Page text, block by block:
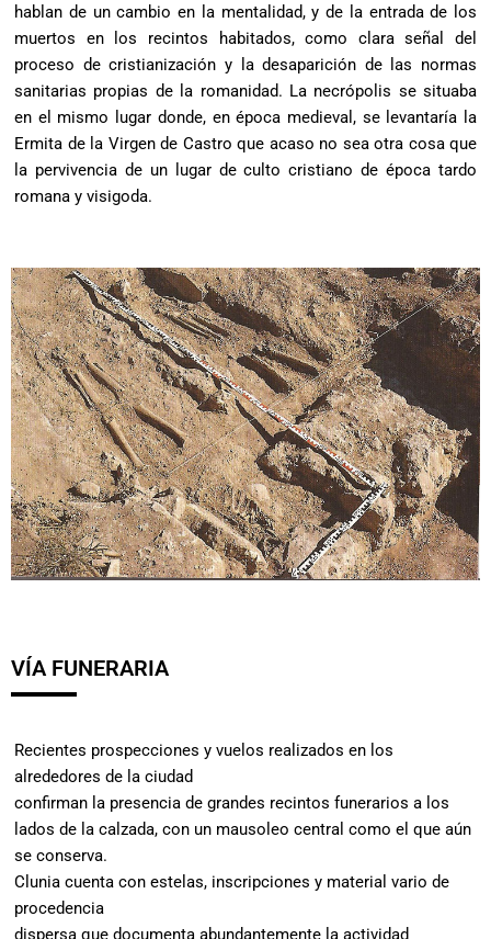
hablan de un cambio en la mentalidad, y de la entrada de los
muertos en los recintos habitados, como clara señal del
proceso de cristianización y la desaparición de las normas
sanitarias propias de la romanidad. La necrópolis se situaba
en el mismo lugar donde, en época medieval, se levantaría la
Ermita de la Virgen de Castro que acaso no sea otra cosa que
la pervivencia de un lugar de culto cristiano de época tardo
romana y visigoda.
VÍA FUNERARIA
Recientes prospecciones y vuelos realizados en los
alrededores de la ciudad
confirman la presencia de grandes recintos funerarios a los
lados de la calzada, con un mausoleo central como el que aún
se conserva.
Clunia cuenta con estelas, inscripciones y material vario de
procedencia
dispersa que documenta abundantemente la actividad